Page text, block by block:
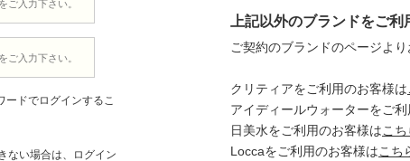
ドでログインするこ
ない場合は、ログイン
上記以外のブランドをご利
ご契約のブランドのページより
クリティアをご利用のお客様は
アイディールウォーターをご
日美水をご利用のお客様はこち
Loccaをご利用のお客様はこち